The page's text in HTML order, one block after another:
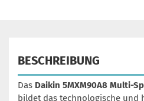
BESCHREIBUNG
Das Daikin 5MXM90A8 Multi-
bildet das technologische und